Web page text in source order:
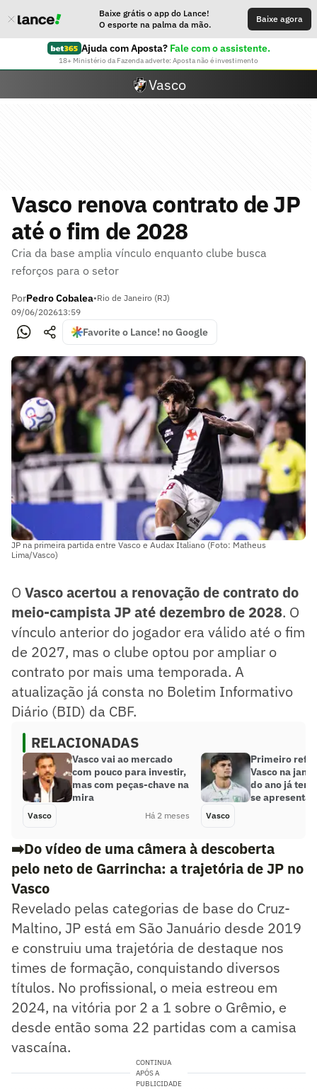
Baixe grátis o app do Lance!
O esporte na palma da mão.
Baixe agora
Ajuda com Aposta? Fale com o assistente.
18+ Ministério da Fazenda adverte: Aposta não é investimento
Vasco
Vasco renova contrato de JP
até o fim de 2028
Cria da base amplia vínculo enquanto clube busca
reforços para o setor
PorPedro Cobalea•Rio de Janeiro (RJ)
09/06/202613:59
Favorite o Lance! no Google
JP na primeira partida entre Vasco e Audax Italiano (Foto: Matheus
Lima/Vasco)
O Vasco acertou a renovação de contrato do
meio-campista JP até dezembro de 2028. O
vínculo anterior do jogador era válido até o fim
de 2027, mas o clube optou por ampliar o
contrato por mais uma temporada. A
atualização já consta no Boletim Informativo
Diário (BID) da CBF.
RELACIONADAS
Vasco vai ao mercado
com pouco para investir,
mas com peças-chave na
mira
Vasco Há 2 meses
Primeiro
Vasco na
do ano já tem
se apresentar
Vasco
➡️Do vídeo de uma câmera à descoberta
pelo neto de Garrincha: a trajetória de JP no
Vasco
Revelado pelas categorias de base do Cruz-
Maltino, JP está em São Januário desde 2019
e construiu uma trajetória de destaque nos
times de formação, conquistando diversos
títulos. No profissional, o meia estreou em
2024, na vitória por 2 a 1 sobre o Grêmio, e
desde então soma 22 partidas com a camisa
vascaína.
CONTINUA
APÓS A
PUBLICIDADE